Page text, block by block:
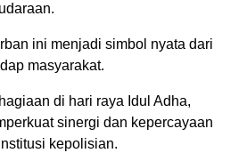
ini menjadi simbol nyata dari
masyarakat.
di hari raya Idul Adha,
sinergi dan kepercayaan
kepolisian.